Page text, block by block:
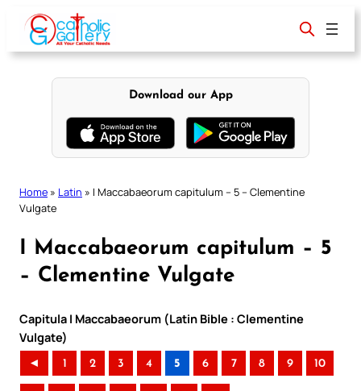
content
Download our App
Home » Latin » I Maccabaeorum capitulum – 5 – Clementine
Vulgate
I Maccabaeorum capitulum – 5
– Clementine Vulgate
Capitula I Maccabaeorum (Latin Bible : Clementine
Vulgate)
◄ 1 2 3 4 5 6 7 8 9 10